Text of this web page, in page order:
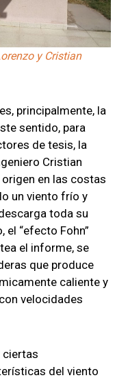
y Cristian
principalmente, la
sentido, para
de tesis, la
Cristian
en las costas
un viento frío y
toda su
el “efecto Fohn”
el informe, se
que produce
caliente y
velocidades
ciertas
del viento